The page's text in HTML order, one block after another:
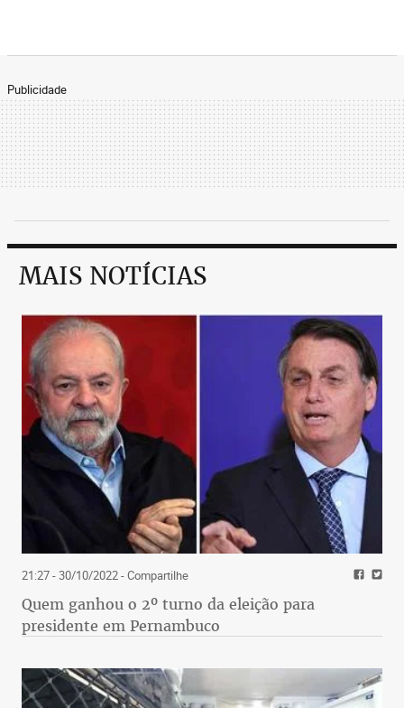
Publicidade
MAIS NOTÍCIAS
21:27 - 30/10/2022- Compartilhe
Quem ganhou o 2º turno da eleição para
presidente em Pernambuco